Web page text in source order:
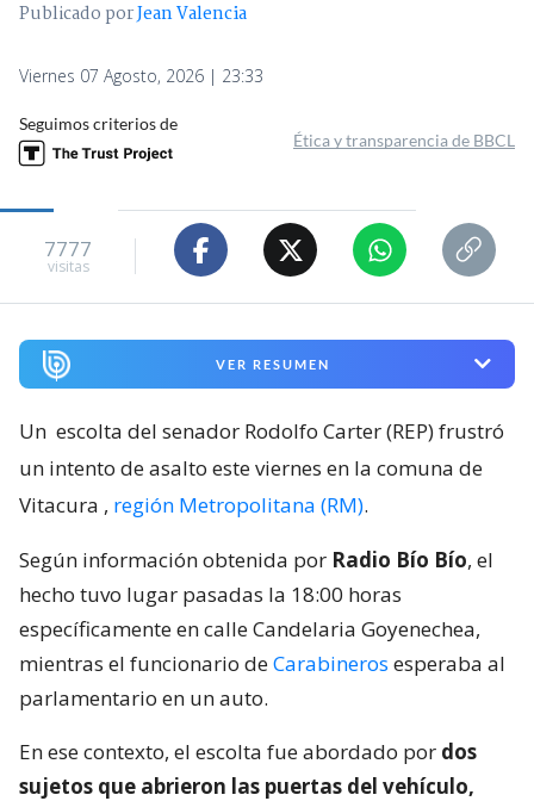
Publicado porJean Valencia
Viernes 07 Agosto, 2026 | 23:33
Seguimos criterios de
Ética y transparencia de BBCL
7777
visitas
VER RESUMEN
Un escolta del senador Rodolfo Carter (REP) frustró
un intento de asalto este viernes en la comuna de
Vitacura , región Metropolitana (RM).
Según información obtenida por Radio Bío Bío, el
hecho tuvo lugar pasadas la 18:00 horas
específicamente en calle Candelaria Goyenechea,
mientras el funcionario deCarabineros esperaba al
parlamentario en un auto.
En ese contexto, el escolta fue abordado por dos
sujetos que abrieron las puertas del vehículo,